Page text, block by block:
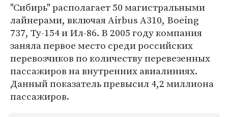
"Сибирь" располагает 50 магистральными
лайнерами, включая Airbus A310, Boeing
737, Ту-154 и Ил-86. В 2005 году компания
заняла первое место среди российских
перевозчиков по количеству перевезенных
пассажиров на внутренних авиалиниях.
Данный показатель превысил 4,2 миллиона
пассажиров.